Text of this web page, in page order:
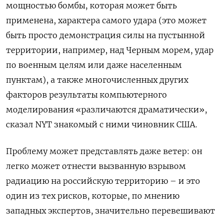
мощностью бомбы, которая может быть
применена, характера самого удара (это может
быть просто демонстрация силы на пустынной
территории, например, над Черным морем, удар
по военным целям или даже населенным
пунктам), а также многочисленных других
факторов результаты компьютерного
моделирования «различаются драматически»,
сказал NYT знакомый с ними чиновник США.
Проблему может представлять даже ветер: он
легко может отнести вызванную взрывом
радиацию на российскую территорию – и это
один из тех рисков, которые, по мнению
западных экспертов, значительно перевешивают